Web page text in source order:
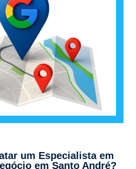
um Especialista em
em Santo André?